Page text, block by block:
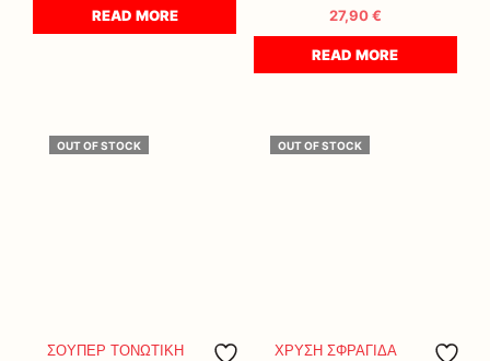
READ MORE 27,90€
READ MORE
OUT OF STOCK
ΣΟΥΠΕΡ ΤΟΝΩΤΙΚΗ
OUT OF STOCK
ΧΡΥΣΗ ΣΦΡΑΓΙΔΑ